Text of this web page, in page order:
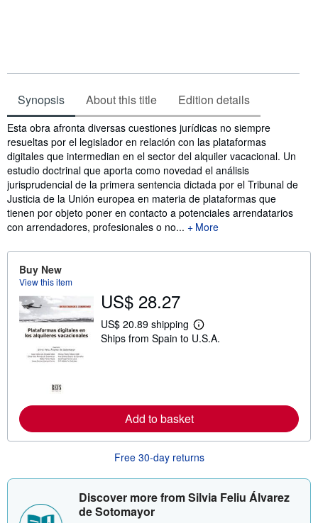
Synopsis About this title Edition details
Synopsis
Esta obra afronta diversas cuestiones jurídicas no siempre
resueltas por el legislador en relación con las plataformas
digitales que intermedian en el sector del alquiler vacacional. Un
estudio doctrinal que aporta como novedad el análisis
jurisprudencial de la primera sentencia dictada por el Tribunal de
Justicia de la Unión europea en materia de plataformas que
tienen por objeto poner en contacto a potenciales arrendatarios
con arrendadores, profesionales o no...
More
Buy New
View this item
US$ 28.27
US$ 20.89 shipping
L
e
r
b
u
s
Ships from Spain to U.S.A.
Add to basket
Free 30-day returns
Discover more from Silvia Feliu Álvarez
de Sotomayor